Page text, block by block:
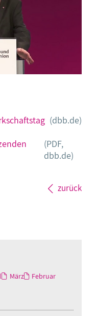
(dbb.de)
(PDF,
dbb.de)
zurück
März
Februar